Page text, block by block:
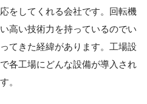
をしてくれる会社です。回転機
高い技術力を持っているのでい
てきた経緯があります。工場設
各工場にどんな設備が導入され
。